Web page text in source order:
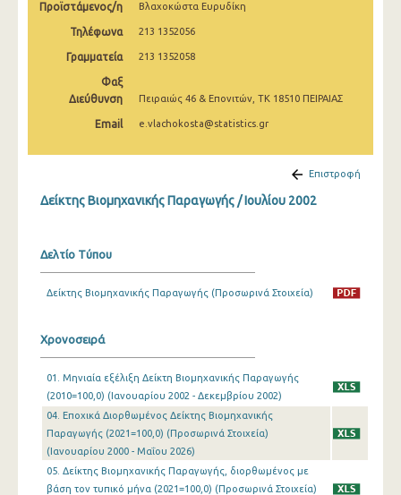
Μαΐου 2025
Μαρτίου 2025
Φεβρουαρίου 2025
Νοεμβρίου 2024
Αυγούστου 2024
Ιουλίου 2024
Μαΐου 2024
Απριλίου 2024
Μαρτίου 2024
Προϊστάμενος/η Βλαχοκώστα Ευρυδίκη
Τηλέφωνα 213 1352056
Γραμματεία 213 1352058
Φαξ
Διεύθυνση
Πειραιώς 46 & Επονιτών, ΤΚ 18510 ΠΕΙΡΑΙΑΣ
Email e.vlachokosta@statistics.gr
Επιστροφή
Δείκτης Βιομηχανικής Παραγωγής / Ιουλίου 2002
Δελτίο Τύπου
Δείκτης Βιομηχανικής Παραγωγής (Προσωρινά Στοιχεία)
Χρονοσειρά
01. Μηνιαία εξέλιξη Δείκτη Βιομηχανικής Παραγωγής
(2010=100,0) (Ιανουαρίου 2002 - Δεκεμβρίου 2002)
04. Εποχικά Διορθωμένος Δείκτης Βιομηχανικής
Παραγωγής (2021=100,0) (Προσωρινά Στοιχεία)
(Ιανουαρίου 2000 - Μαΐου 2026)
05. Δείκτης Βιομηχανικής Παραγωγής, διορθωμένος με
βάση τον τυπικό μήνα (2021=100,0) (Προσωρινά Στοιχεία)